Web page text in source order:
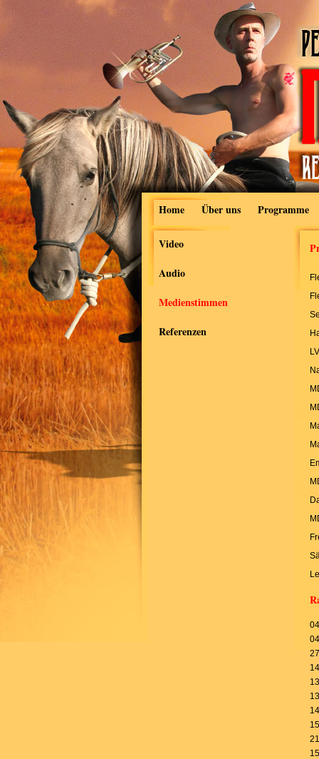
Home Über uns Programme
Video
Audio
Medienstimmen
Referenzen